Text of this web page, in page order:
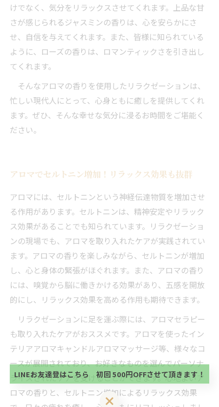
けでなく、気分をリラックスさせてくれます。上品な甘
さが感じられるジャスミンの香りは、心を安らかにさ
せ、自信を与えてくれます。また、皆様に知られている
ように、ローズの香りは、ロマンティックさを引き出し
てくれます。
そんなアロマの香りを使用したリラクゼーションは、
忙しい現代人にとって、心身ともに癒しを提供してくれ
ます。ぜひ、そんな幸せな気分に浸るお時間をご堪能く
ださい。
アロマでセルトニン増加！リラックス効果も抜群
アロマには、セルトニンという神経伝達物質を増加させ
る作用があります。セルトニンは、精神安定やリラック
ス効果があることでも知られています。リラクゼーショ
ンの現場でも、アロマを取り入れたケアが実践されてい
ます。アロマの香りを楽しみながら、セルトニンが増加
し、心と身体の緊張がほぐれます。また、アロマの香り
には、嗅覚から脳に働きかける効果があり、五感を開放
的にし、リラックス効果を高める作用も期待できます。
リラクゼーションに足を運ぶ際には、アロマセラピー
も取り入れたケアがおススメです。アロマを使ったイン
テリアアロマキャンドルアロママッサージ等、様々なコ
ースが展開されており、お好きなものを選んでパーソナ
ライズされたケアを受けることができます。心地よいア
ロマの香りと、セルトニン増加によるリラックス効果
当サロンの公式LINE@にお友達登録頂いたお客様は
初回 500円OFFさせて頂きます。 既に 追加済の
方、不必要な方 お手数ですが、✖印でお閉じ下さ
い。
LINEお友達登はこちら 初回 500円OFFさせて頂きます！
初回 500円OFFさせて頂きます。 既に 追加済の
方、不必要な方 お手数ですが、✖印でお閉じ下さ
LINEお友達登はこちら 初回 500円OFFさせて頂きます！